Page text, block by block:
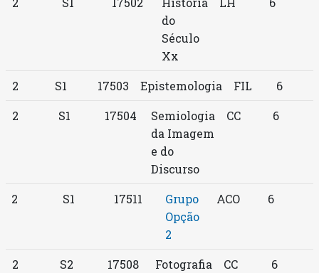
do
Século
Xx
2 S1 17503 Epistemologia FIL
6
2
S1 17504
Semiologia
da Imagem
e do
Discurso
CC 6
2 S1 17511
Grupo
Opção
2
ACO 6
2 S2 17508 Fotografia CC
6